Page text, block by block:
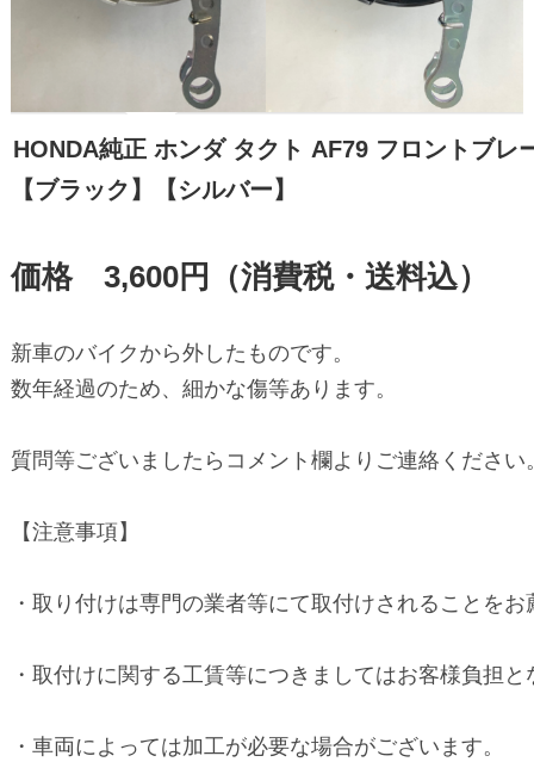
HONDA純正 ホンダ タクト AF79 フロントブレ
【ブラック】【シルバー】
価格　3,600円（消費税・送料込）
新車のバイクから外したものです。
数年経過のため、細かな傷等あります。
質問等ございましたらコメント欄よりご連絡ください
【注意事項】
・取り付けは専門の業者等にて取付けされることを
・取付けに関する工賃等につきましてはお客様負担と
・車両によっては加工が必要な場合がございます。